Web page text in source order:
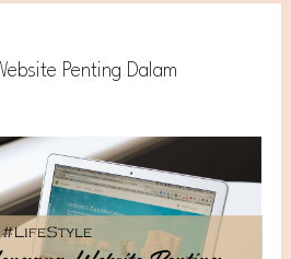
Penting Dalam